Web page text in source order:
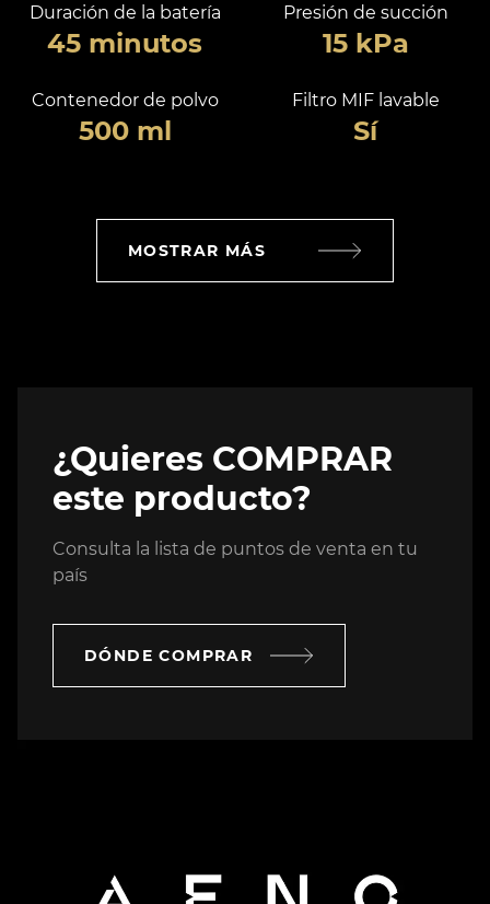
Duración de la batería
45 minutos
Presión de succión
15 kPa
Contenedor de polvo
500 ml
Filtro MIF lavable
Sí
MOSTRAR MÁS
¿Quieres COMPRAR
este producto?
Consulta la lista de puntos de venta en tu
país
DÓNDE COMPRAR